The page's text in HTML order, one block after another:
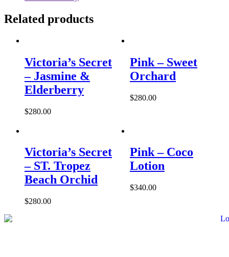
Related products
Victoria’s Secret
– Jasmine &
Elderberry
$280.00
Pink – Sweet
Orchard
$280.00
Victoria’s Secret
– ST. Tropez
Beach Orchid
$280.00
Pink – Coco
Lotion
$340.00